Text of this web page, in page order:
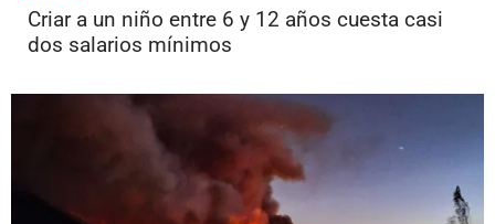
Criar a un niño entre 6 y 12 años cuesta casi
dos salarios mínimos